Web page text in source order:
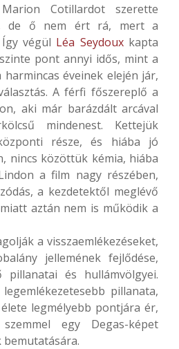
Cotillardot szerette
de ő nem ért rá, mert a
végül Léa Seydouxkapta
pont annyi idős, mint a
éveinek elején jár,
A férfi főszereplő a
aki már barázdált arcával
mindenest. Kettejük
része, és hiába jó
nincs közöttük kémia, hiába
a film nagy részében,
a kezdetektől meglévő
aztán nem is működik a
a visszaemlékezéseket,
jellemének fejlődése,
pillanatai és hullámvölgyei.
pillanata,
legmélyebb pontjára ér,
egy Degas-képet